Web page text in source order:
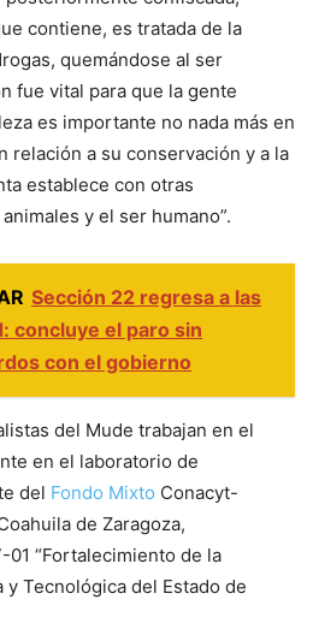
contiene, es tratada de la
quemándose al ser
fue vital para que la gente
es importante no nada más en
relación a su conservación y a la
establece con otras
y el ser humano”.
Sección 22 regresa a las
concluye el paro sin
con el gobierno
del Mude trabajan en el
en el laboratorio de
del Fondo Mixto Conacyt-
de Zaragoza,
01 “Fortalecimiento de la
Tecnológica del Estado de